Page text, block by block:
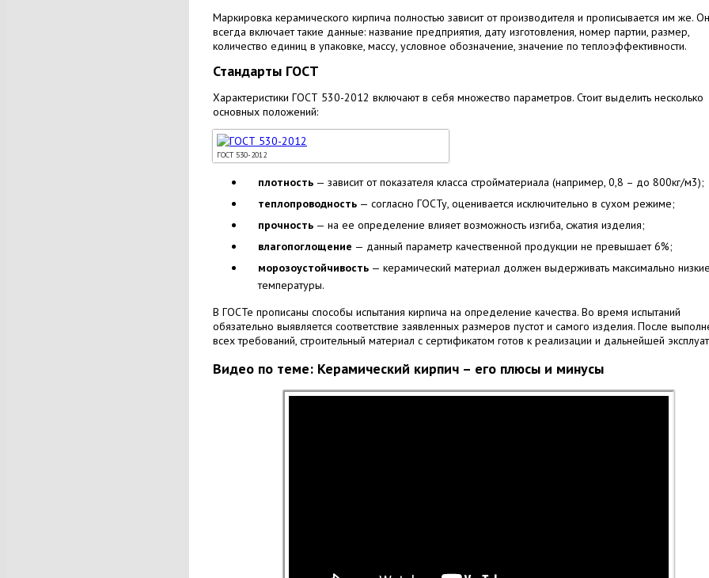
Маркировка керамического кирпича полностью зависит от производителя и прописывается им же.
всегда включает такие данные: название предприятия, дату изготовления, номер партии, размер,
количество единиц в упаковке, массу, условное обозначение, значение по теплоэффективности.
Стандарты ГОСТ
Характеристики ГОСТ 530-2012 включают в себя множество параметров. Стоит выделить несколько
основных положений:
ГОСТ 530-2012
плотность — зависит от показателя класса стройматериала (например, 0,8 – до 800кг/м3);
теплопроводность — согласно ГОСТу, оценивается исключительно в сухом режиме;
прочность — на ее определение влияет возможность изгиба, сжатия изделия;
влагопоглощение — данный параметр качественной продукции не превышает 6%;
морозоустойчивость — керамический материал должен выдерживать максимально низкие
температуры.
В ГОСТе прописаны способы испытания кирпича на определение качества. Во время испытаний
обязательно выявляется соответствие заявленных размеров пустот и самого изделия. После
всех требований, строительный материал с сертификатом готов к реализации и дальнейшей
Видео по теме: Керамический кирпич – его плюсы и минусы